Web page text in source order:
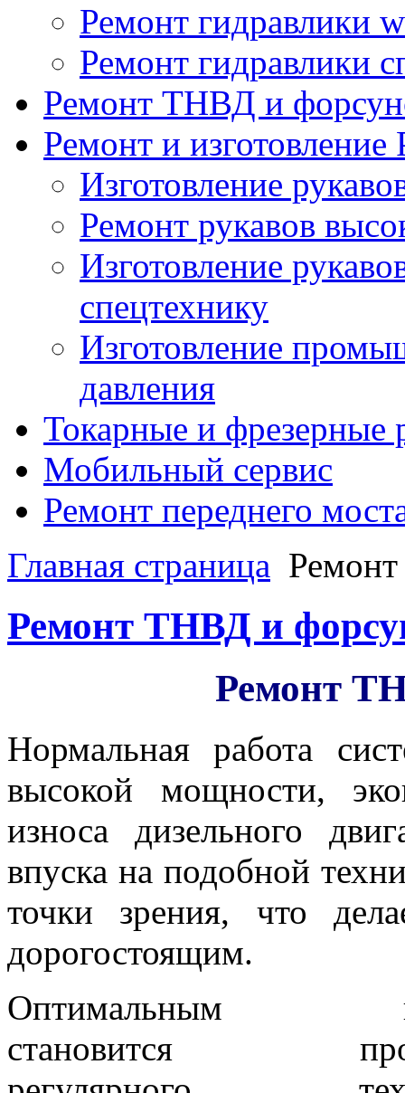
Ремонт гидравлики
Ремонт гидравлики
Ремонт ТНВД и
Ремонт и
Изготовление
Ремонт рукавов
Изготовление
спецтехнику
Изготовление
давления
Токарные и фрезерные
Мобильный сервис
Ремонт переднего
Главная страница
Ремонт ТНВД и
Ремонт
Нормальная работа
высокой мощности,
износа дизельного
впуска на подобной
точки зрения, что
дорогостоящим.
Оптимальным
становится